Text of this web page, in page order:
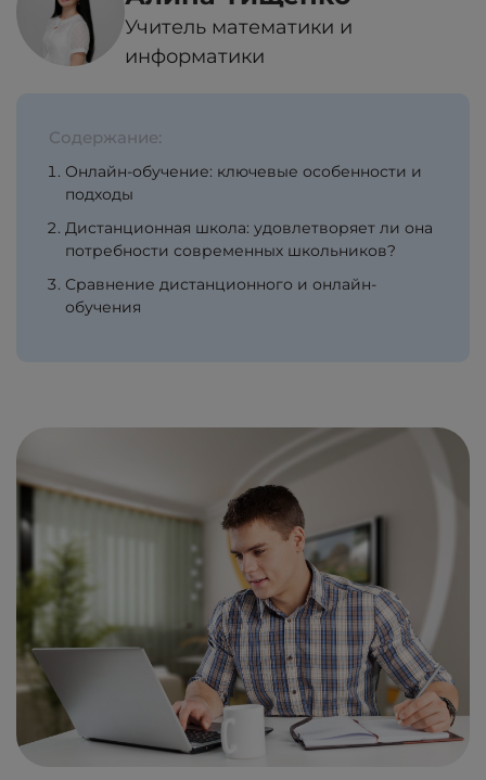
Учитель математики и
информатики
Содержание:
Онлайн-обучение: ключевые особенности и
подходы
Дистанционная школа: удовлетворяет ли она
потребности современных школьников?
Сравнение дистанционного и онлайн-
обучения